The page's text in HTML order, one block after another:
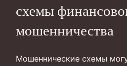
схемы
мошенничества
Мошеннические схемы